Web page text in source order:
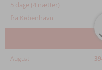
5 dage (4 nætter)
fra København
August